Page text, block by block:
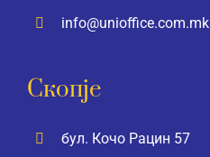
info@unioffice.com.mk
Скопје
бул. Кочо Рацин 57